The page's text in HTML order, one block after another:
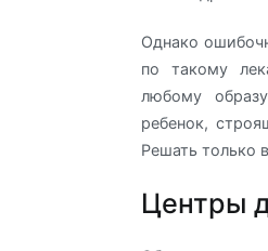
Однако
по такому
любому
ребенок,
Решать только
Центры